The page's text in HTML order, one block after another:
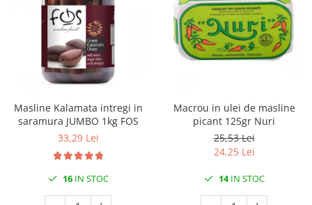
Masline Kalamata intregi in
saramura JUMBO 1kg FOS
33,29 Lei
16IN STOC
Macrou in ulei de masline
picant 125gr Nuri
25,53 Lei
24,25 Lei
14IN STOC